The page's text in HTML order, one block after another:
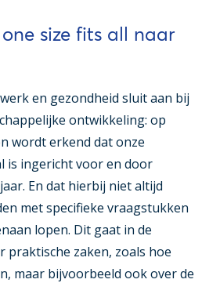
size fits all naar
en gezondheid sluit aan bij
ontwikkeling: op
wordt erkend dat onze
is ingericht voor en door
En dat hierbij niet altijd
met specifieke vraagstukken
lopen. Dit gaat in de
praktische zaken, zoals hoe
maar bijvoorbeeld ook over de